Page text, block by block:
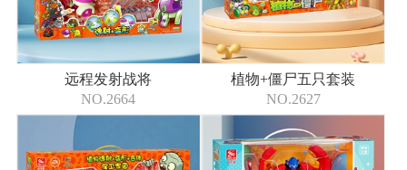
远程发射战将
NO.2664
植物+僵尸五只套装
NO.2627